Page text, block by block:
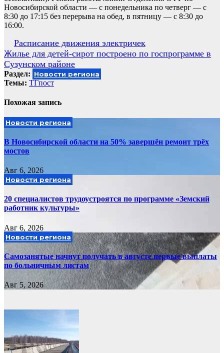
Новосибирской области — с понедельника по четверг — с
8:30 до 17:15 без перерыва на обед, в пятницу — с 8:30 до
16:00.
Навигация
по
записям
Расписание движения электричек
Жилье для детей-сирот построено по госпрограмме в
Сузунском районе
Раздел: Новости региона
Темы: ТГпост
Похожая запись
Новости региона
В Новосибирской области на 50% завершён ремонт трёх
мостов
Авг 6, 2026
Новости региона
20 специалистов трудоустроятся по программе «Земский
работник культуры»
Авг 6, 2026
Новости региона
Самозанятые начнут получать в августе первые выплаты
по больничным листам
Авг 5, 2026